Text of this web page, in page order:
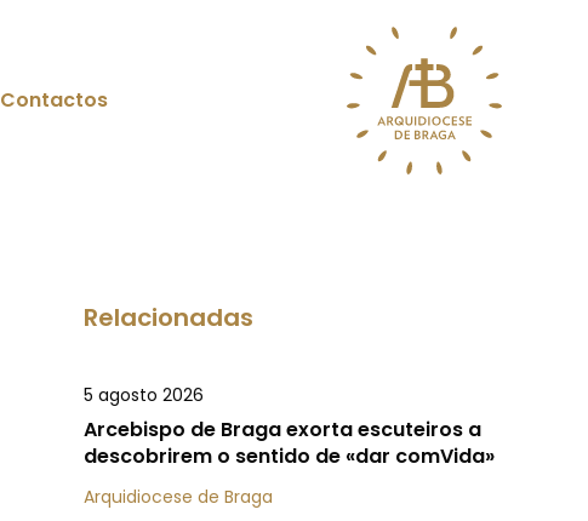
Contactos
Relacionadas
5 agosto 2026
Arcebispo de Braga exorta escuteiros a
descobrirem o sentido de «dar comVida»
Arquidiocese de Braga